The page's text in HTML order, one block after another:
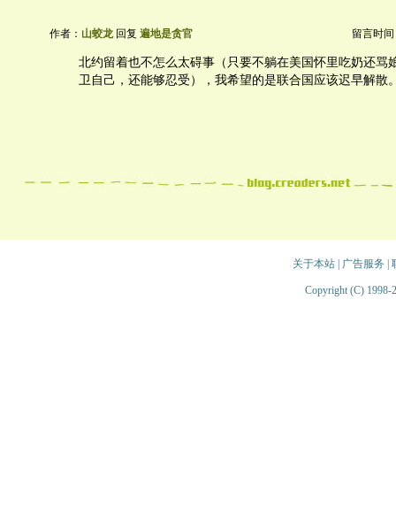
作者： 山蛟龙回复 遍地是贪官 留言时间
北约留着也不怎么太碍事（只要不躺在美国怀里吃奶还骂
卫自己，还能够忍受），我希望的是联合国应该迟早解散
关于本站| 广告服务
Copyright (C) 1998-